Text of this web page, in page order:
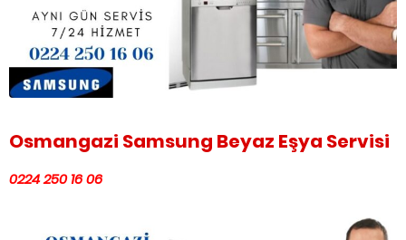
Osmangazi Samsung Beyaz Eşya Servisi
0224 250 16 06